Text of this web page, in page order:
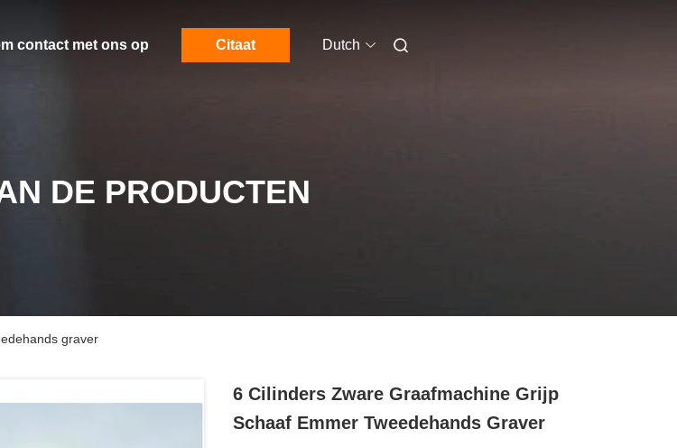
contact met ons op Citaat Dutch
DE PRODUCTEN
graver
6 Cilinders Zware Graafmachine Grijp
Schaaf Emmer Tweedehands Graver